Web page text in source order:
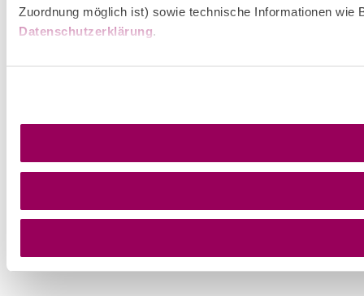
Zuordnung möglich ist) sowie technische Informationen
Datenschutzerklärung.